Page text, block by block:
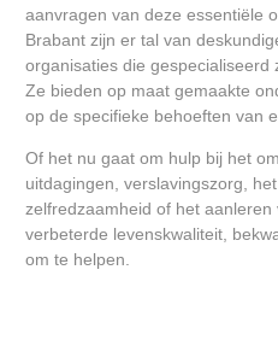
aanvragen van deze essentiële
Brabant zijn er tal van
organisaties die gespecialiseerd
Ze bieden op maat gemaakte
op de specifieke behoeften van
Of het nu gaat om hulp bij het
uitdagingen, verslavingszorg,
zelfredzaamheid of het
verbeterde levenskwaliteit,
om te helpen.